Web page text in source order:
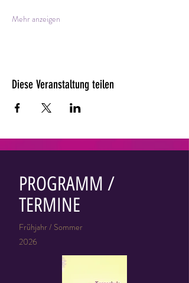
Mehr anzeigen
Diese Veranstaltung teilen
PROGRAMM /
TERMINE
Frühjahr / Sommer
2026